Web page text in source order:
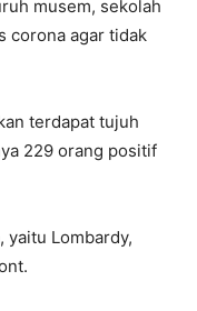
musem, sekolah
corona agar tidak
terdapat tujuh
229 orang positif
yaitu Lombardy,